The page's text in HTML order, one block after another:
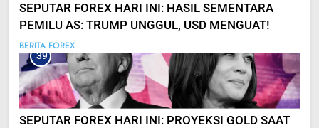
SEPUTAR FOREX HARI INI: HASIL SEMENTARA
PEMILU AS: TRUMP UNGGUL, USD MENGUAT!
BERITA FOREX
39
SEPUTAR FOREX HARI INI: PROYEKSI GOLD SAAT